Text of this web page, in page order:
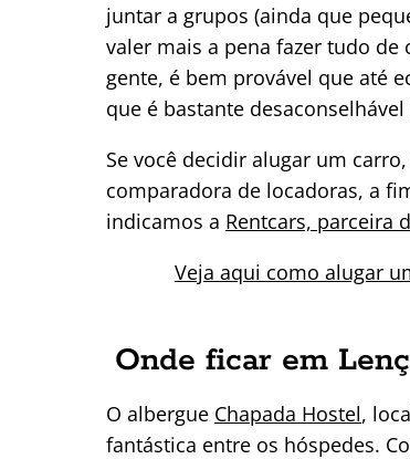
juntar a grupos (ainda que
valer mais a pena fazer tudo
gente, é bem provável que até
que é bastante
Se você decidir alugar um
comparadora de locadoras, a
indicamos a Rentcars, parceira
Veja aqui como alugar
Onde ficar em
O albergue Chapada Hostel,
fantástica entre os hóspedes.